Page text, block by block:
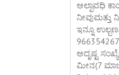
ಅಲ್ಪಾವಧಿ
ಇನ್ನೂ
ಅದೃಷ್ಟ
ಮೀನ(7